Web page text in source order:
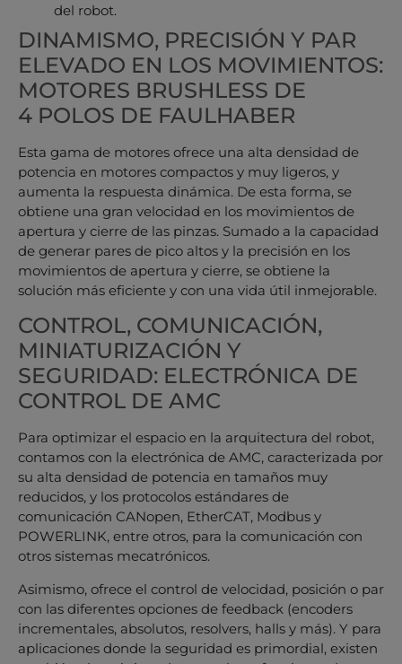
del robot.
DINAMISMO, PRECISIÓN Y PAR
ELEVADO EN LOS MOVIMIENTOS:
MOTORES BRUSHLESS DE
4 POLOS DE FAULHABER
Esta gama de motores ofrece una alta densidad de
potencia en motores compactos y muy ligeros, y
aumenta la respuesta dinámica. De esta forma, se
obtiene una gran velocidad en los movimientos de
apertura y cierre de las pinzas. Sumado a la capacidad
de generar pares de pico altos y la precisión en los
movimientos de apertura y cierre, se obtiene la
solución más eficiente y con una vida útil inmejorable.
CONTROL, COMUNICACIÓN,
MINIATURIZACIÓN Y
SEGURIDAD: ELECTRÓNICA DE
CONTROL DE AMC
Para optimizar el espacio en la arquitectura del robot,
contamos con la electrónica de AMC, caracterizada por
su alta densidad de potencia en tamaños muy
reducidos, y los protocolos estándares de
comunicación CANopen, EtherCAT, Modbus y
POWERLINK, entre otros, para la comunicación con
otros sistemas mecatrónicos.
Asimismo, ofrece el control de velocidad, posición o par
con las diferentes opciones de feedback (encoders
incrementales, absolutos, resolvers, halls y más). Y para
aplicaciones donde la seguridad es primordial, existen